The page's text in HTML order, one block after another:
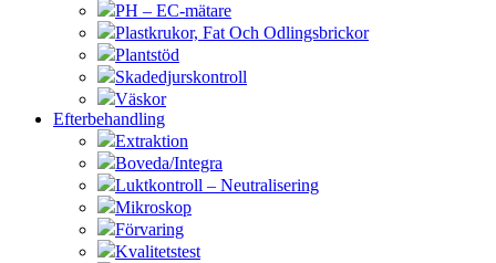
PH – EC-mätare
Plastkrukor, Fat Och Odlingsbrickor
Plantstöd
Skadedjurskontroll
Väskor
Efterbehandling
Extraktion
Boveda/Integra
Luktkontroll – Neutralisering
Mikroskop
Förvaring
Kvalitetstest